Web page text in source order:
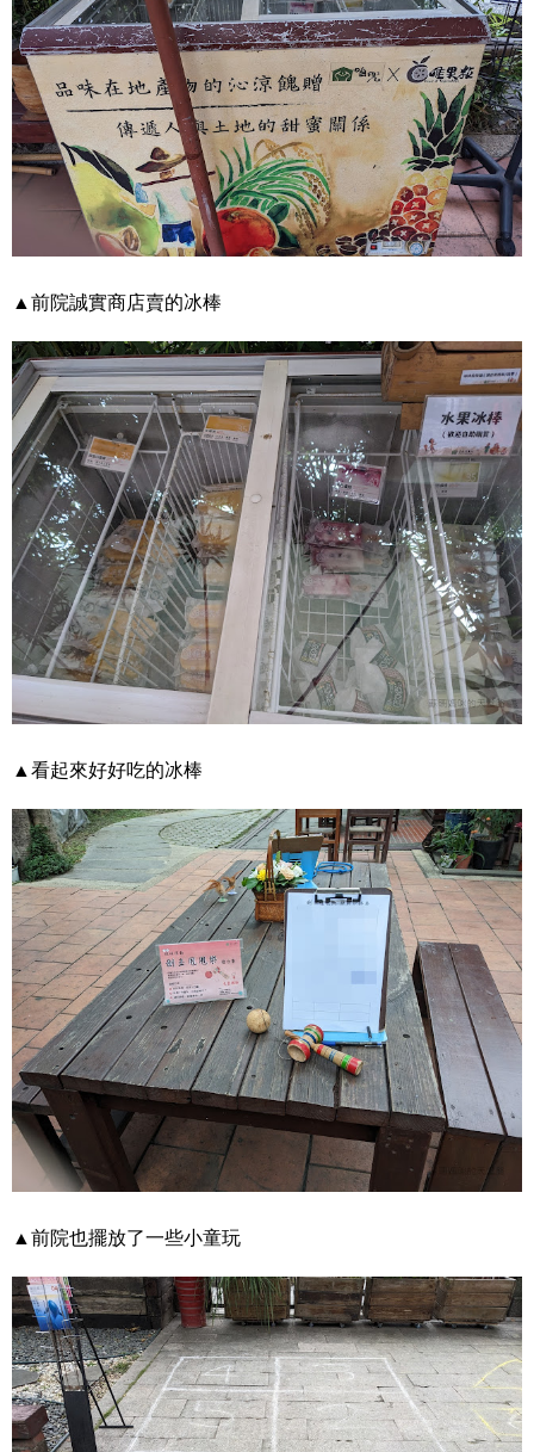
▲前院誠實商店賣的冰棒
▲看起來好好吃的冰棒
▲前院也擺放了一些小童玩